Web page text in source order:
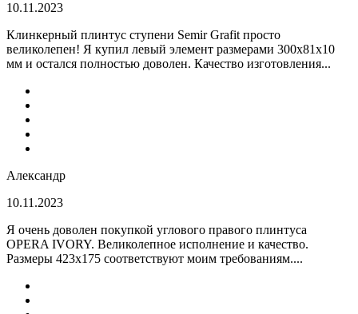
10.11.2023
Клинкерный плинтус ступени Semir Grafit просто
великолепен! Я купил левый элемент размерами 300х81х10
мм и остался полностью доволен. Качество изготовления...
Александр
10.11.2023
Я очень доволен покупкой углового правого плинтуса
OPERA IVORY. Великолепное исполнение и качество.
Размеры 423х175 соответствуют моим требованиям....